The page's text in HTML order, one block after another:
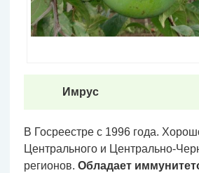
Имрус
В Госреестре с 1996 года.
Центрального и Центрально-
регионов. Обладает